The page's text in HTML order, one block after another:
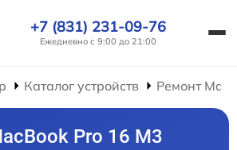
+7 (831) 231-09-76
Ежедневно с 9:00 до 21:00
Каталог устройств Ремонт
Pro 16 M3